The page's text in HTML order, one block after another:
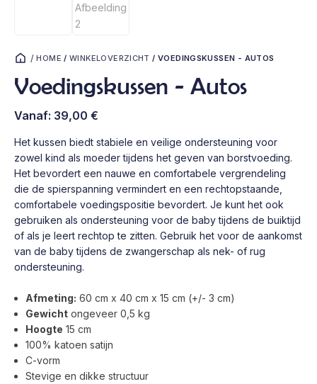
/ HOME /WINKELOVERZICHT /VOEDINGSKUSSEN - AUTOS
Voedingskussen - Autos
Vanaf: 39,00 €
Het kussen biedt stabiele en veilige ondersteuning voor
zowel kind als moeder tijdens het geven van borstvoeding.
Het bevordert een nauwe en comfortabele vergrendeling
die de spierspanning vermindert en een rechtopstaande,
comfortabele voedingspositie bevordert. Je kunt het ook
gebruiken als ondersteuning voor de baby tijdens de buiktijd
of als je leert rechtop te zitten. Gebruik het voor de aankomst
van de baby tijdens de zwangerschap als nek- of rug
ondersteuning.
Afmeting: 60 cm x 40 cm x 15 cm (+/- 3 cm)
Gewicht ongeveer 0,5 kg
Hoogte 15 cm
100% katoen satijn
C-vorm
Stevige en dikke structuur